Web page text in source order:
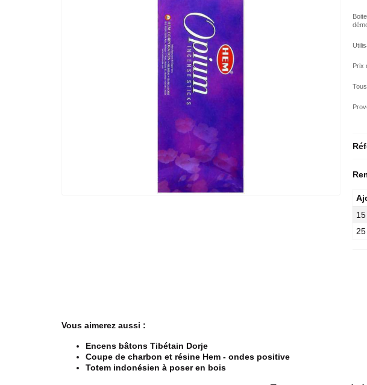
Prix
Vous aimerez aussi :
Encens bâtons Tibétain Dorje
Coupe de charbon et résine Hem - ondes positive
Totem indonésien à poser en bois